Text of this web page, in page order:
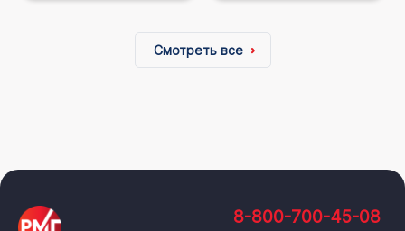
Смотреть все
8-800-700-45-08